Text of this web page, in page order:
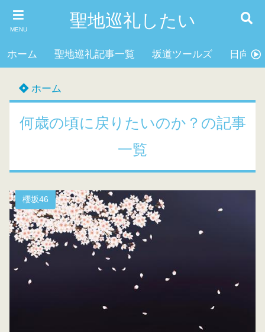
MENU 聖地巡礼したい
ホーム 聖地巡礼記事一覧 坂道ツールズ 日向坂
ホーム
何歳の頃に戻りたいのか？の記事
一覧
櫻坂46